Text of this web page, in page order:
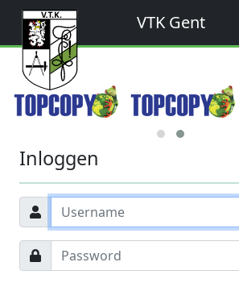
VTK Gent
Inloggen